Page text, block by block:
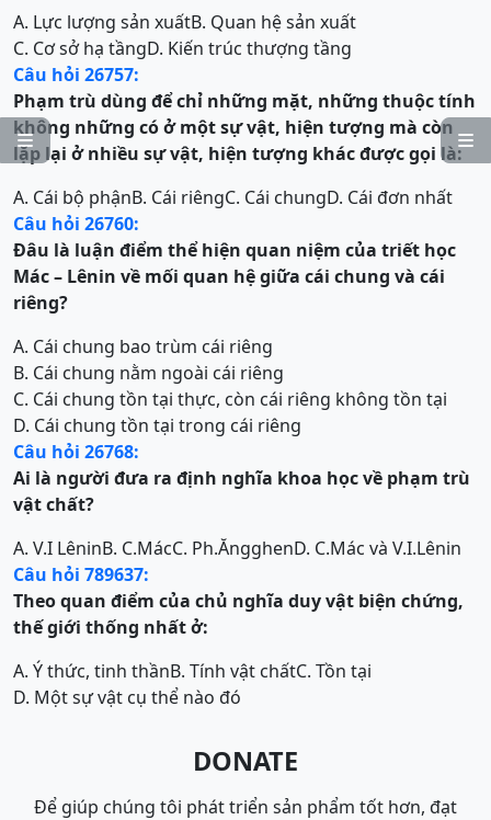


A. Lực lượng sản xuấtB. Quan hệ sản xuất
C. Cơ sở hạ tầngD. Kiến trúc thượng tầng
Câu hỏi 26757:
Phạm trù dùng để chỉ những mặt, những thuộc tính
không những cóở một sự vật, hiện tượng mà còn
lặp lại ở nhiều sự vật, hiện tượng khác được gọi là:
A. Cái bộ phậnB. Cái riêngC. Cái chungD. Cái đơn nhất
Câu hỏi 26760:
Đâu là luận điểm thể hiện quan niệm của triết học
Mác – Lênin về mối quan hệ giữa cái chung và cái
riêng?
A. Cái chung bao trùm cái riêng
B. Cái chung nằm ngoài cái riêng
C. Cái chung tồn tại thực, còn cái riêng không tồn tại
D. Cái chung tồn tại trong cái riêng
Câu hỏi 26768:
Ai là người đưa ra định nghĩa khoa học về phạm trù
vật chất?
A. V.I LêninB. C.MácC. Ph.ĂngghenD. C.Mác và V.I.Lênin
Câu hỏi 789637:
Theo quan điểm của chủ nghĩa duy vật biện chứng,
thế giới thống nhất ở:
A. Ý thức, tinh thầnB. Tính vật chấtC. Tồn tại
D. Một sự vật cụ thể nào đó
DONATE
Để giúp chúng tôi phát triển sản phẩm tốt hơn, đạt